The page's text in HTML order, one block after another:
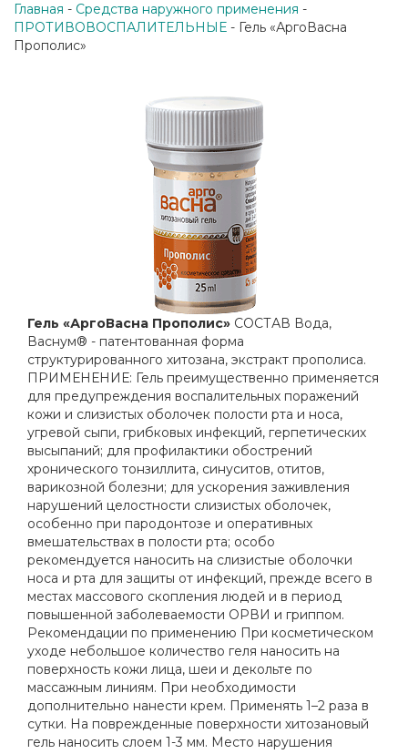
Главная - Средства наружного применения -
ПРОТИВОВОСПАЛИТЕЛЬНЫЕ - Гель «АргоВасна
Прополис»
Гель «АргоВасна Прополис» СОСТАВ Вода,
Васнум® - патентованная форма
структурированного хитозана, экстракт прополиса.
ПРИМЕНЕНИЕ: Гель преимущественно применяется
для предупреждения воспалительных поражений
кожи и слизистых оболочек полости рта и носа,
угревой сыпи, грибковых инфекций, герпетических
высыпаний; для профилактики обострений
хронического тонзиллита, синуситов, отитов,
варикозной болезни; для ускорения заживления
нарушений целостности слизистых оболочек,
особенно при пародонтозе и оперативных
вмешательствах в полости рта; особо
рекомендуется наносить на слизистые оболочки
носа и рта для защиты от инфекций, прежде всего в
местах массового скопления людей и в период
повышенной заболеваемости ОРВИ и гриппом.
Рекомендации по применению При косметическом
уходе небольшое количество геля наносить на
поверхность кожи лица, шеи и декольте по
массажным линиям. При необходимости
дополнительно нанести крем. Применять 1–2 раза в
сутки. На поврежденные поверхности хитозановый
гель наносить слоем 1-3 мм. Место нарушения